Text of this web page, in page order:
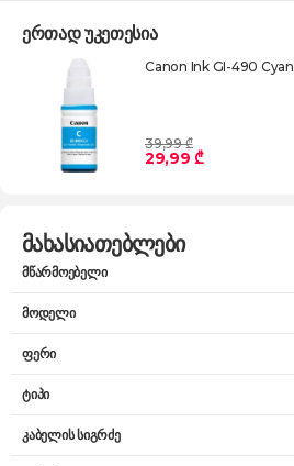
ერთად უკეთესია
Canon Ink GI-490 Cyan
39,99 ₾
29,99 ₾
მახასიათებლები
მწარმოებელი
მოდელი
ფერი
ტიპი
კაბელის სიგრძე